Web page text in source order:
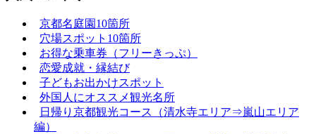
京都名庭園10箇所
穴場スポット10箇所
お得な乗車券（フリーきっぷ）
恋愛成就・縁結び
子どもお出かけスポット
外国人にオススメ観光名所
日帰り京都観光コース（清水寺エリア⇒嵐山エリア
編）